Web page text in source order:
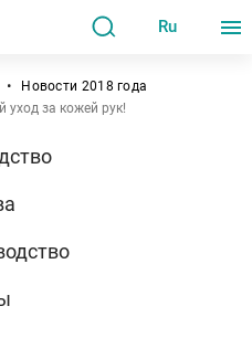
Ru
Новости 2018 года
уход за кожей рук!